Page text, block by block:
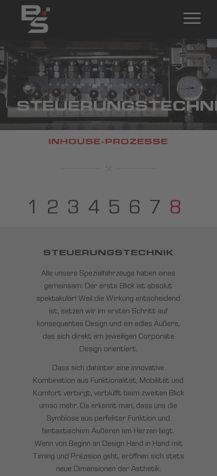
INHOUSE-PROZESSE
1 2 3 4 5 6 7 8
STEUERUNGSTECHNIK
Alle unsere Spezialfahrzeuge haben eines
gemeinsam: Der erste Blick ist absolut
spektakulär! Weil die Wirkung entscheidend
ist, setzen wir im ersten Schritt auf
konsequentes Design und ein edles Äußere,
das sich direkt am jeweiligen Corporate
Design orientiert.
Dass sich dahinter eine innovative
Kombination aus Funktionalität, Mobilität und
Komfort verbirgt, verblüfft beim zweiten Blick
umso mehr. Da erkennt man, dass uns die
Symbiose aus perfekter Funktion und
fantastischem Äußeren am Herzen liegt.
Wenn von Beginn an Design Hand in Hand mit
Timing und Präzision geht, eröffnen sich stets
neue Dimensionen der Ästhetik.